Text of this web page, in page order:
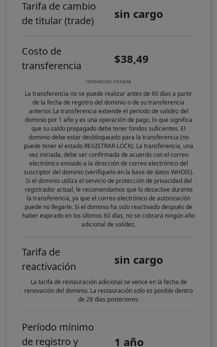
Tarifa de cambio
de titular (trade)
sin cargo
Costo de
transferencia
$38,49
renovación incluida
La transferencia no se puede realizar antes de 60 días a partir
de la fecha de registro del dominio o de su transferencia
anterior. La transferencia extiende el período de validez del
dominio por 1 año y es una operación de pago, lo que significa
que su saldo prepagado debe tener fondos suficientes. El
dominio debe estar desbloqueado para la transferencia (no
puede tener el estado REGISTRAR-LOCK). La transferencia, una
vez iniciada, debe ser confirmada de acuerdo con el correo
electrónico enviado a la dirección de correo electrónico del
suscriptor del dominio (verifíquelo en la base de datos WHOIS).
Si el dominio utiliza el servicio de protección de privacidad del
registrador actual, le recomendamos que lo desactive durante
la transferencia, ya que el correo electrónico de autorización
puede no llegarle. Si el dominio ha sido reactivado después de
haber expirado en los últimos 60 días, no se cobrará ningún año
adicional de validez.
Tarifa de
reactivación
sin cargo
La tarifa de restauración adicional se vence en la fecha de
renovación del dominio. La restauración solo es posible dentro
de 28 días posteriores.
Período mínimo
de registro y
1 año